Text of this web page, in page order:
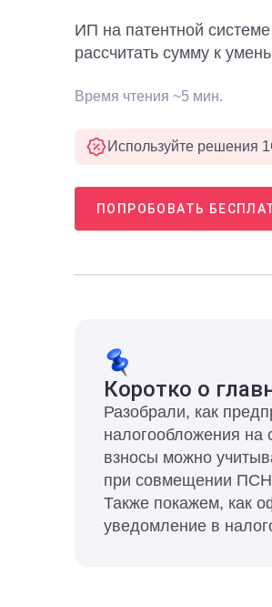
ИП на патентной
рассчитать сумму к
Время чтения ~5 мин.
Используйте решения
ПОПРОБОВАТЬ
Коротко о
Разобрали, как
налогообложения на
взносы можно
при совмещении
Также покажем, как
уведомление в